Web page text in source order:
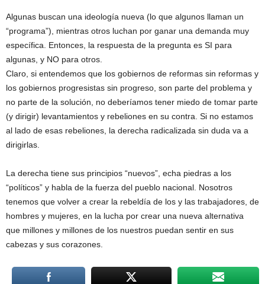
Algunas buscan una ideología nueva (lo que algunos llaman un
“programa”), mientras otros luchan por ganar una demanda muy
específica. Entonces, la respuesta de la pregunta es SI para
algunas, y NO para otros.
Claro, si entendemos que los gobiernos de reformas sin reformas y
los gobiernos progresistas sin progreso, son parte del problema y
no parte de la solución, no deberíamos tener miedo de tomar parte
(y dirigir) levantamientos y rebeliones en su contra. Si no estamos
al lado de esas rebeliones, la derecha radicalizada sin duda va a
dirigirlas.
La derecha tiene sus principios “nuevos”, echa piedras a los
“políticos” y habla de la fuerza del pueblo nacional. Nosotros
tenemos que volver a crear la rebeldía de los y las trabajadores, de
hombres y mujeres, en la lucha por crear una nueva alternativa
que millones y millones de los nuestros puedan sentir en sus
cabezas y sus corazones.